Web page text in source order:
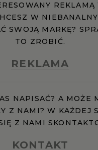
Zgłoś błąd
Regulamin
Wszystkie artykuły
REKLAMĄ
W
SWOJĄ MARKĘ?
TO ZROBIĆ.
REKLAMA
NAPISAĆ? A MOŻE
Z NAMI? W KAŻDEJ
Z NAMI
KONTAKT